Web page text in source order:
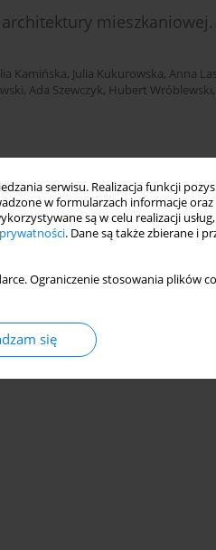
serwisu. Realizacja funkcji
w formularzach informacje
są w celu realizacji
. Dane są także zbierane i
Ograniczenie stosowania plików
się
mieszkaniowej.
Kamińska, Julia Kukurowska, Anna
, Ada Szewczyk, Hubert Wróblewski,